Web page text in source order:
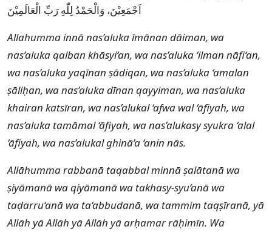
اَجْمَعِيْنَ، وَالْحَمْدُ لِلّٰهِ رَبِّ الْعَالَمِيْنَ
Allahumma innā nas’aluka īmānan dāiman, wa
nas’aluka qalban khāsyi‘an, wa nas’aluka ‘ilman nāfi‘an,
wa nas’aluka yaqīnan ṣādiqan, wa nas’aluka ‘amalan
ṣāliḥan, wa nas’aluka dīnan qayyiman, wa nas’aluka
khairan katsīran, wa nas’alukal ‘afwa wal ‘āfiyah, wa
nas’aluka tamāmal ‘āfiyah, wa nas’alukasy syukra ‘alal
‘āfiyah, wa nas’alukal ghinā’a ‘anin nās.
Allāhumma rabbanā taqabbal minnā ṣalātanā wa
ṣiyāmanā wa qiyāmanā wa takhasy-syu‘anā wa
taḍarru‘anā wa ta‘abbudanā, wa tammim taqṣīranā, yā
Allāh yā Allāh yā Allāh yā arḥamar rāḥimīn. Wa